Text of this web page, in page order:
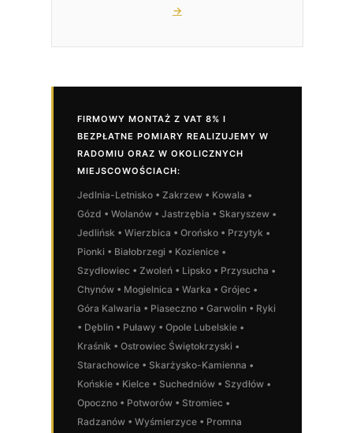
→
FIRMOWY MONTAŻ Z VAT 8% I
BEZPŁATNE POMIARY REALIZUJEMY W
RADOMIU ORAZ W OKOLICZNYCH
MIEJSCOWOŚCIACH:
Jedlnia-Letnisko • Zakrzew • Kowala •
Gózd • Wolanów • Jastrzębia • Skaryszew •
Jedlińsk • Wierzbica • Orońsko • Przytyk •
Pionki • Białobrzegi • Kozienice •
Szydłowiec • Zwoleń • Lipsko • Przysucha •
Chynów • Mogielnica • Warka • Grójec •
Góra Kalwaria • Piaseczno • Garwolin • Ryki
• Dęblin • Puławy • Opole Lubelskie •
Kraśnik • Ostrowiec Świętokrzyski •
Starachowice • Skarżysko-Kamienna •
Końskie • Kielce • Suchedniów • Szydłów •
Opoczno • Potworów • Stromiec •
Radzanów • Wyśmierzyce • Promna